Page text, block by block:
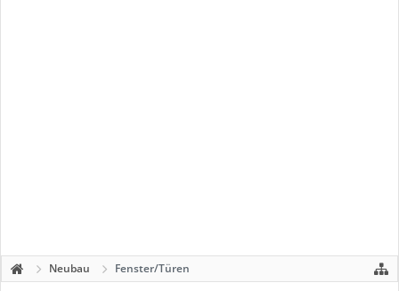
Neubau Fenster/Türen